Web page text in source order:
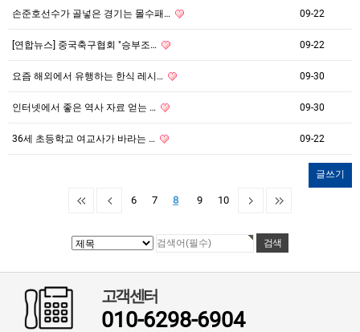
손준호선수가 골넣은 경기는 몰수패… 09-22
[연합뉴스] 중국축구협회 "승부조… 09-22
요즘 해외에서 유행하는 한식 레시… 09-30
인터넷에서 좋은 역사 자료 얻는 … 09-30
36세 초등학교 여교사가 바라는 … 09-22
글쓰기
6 7 8 9 10
고객센터
010-6298-6904